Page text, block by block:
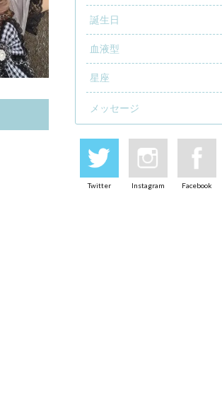
誕生日
血液型
星座
メッセージ
Twitter Instagram Facebook